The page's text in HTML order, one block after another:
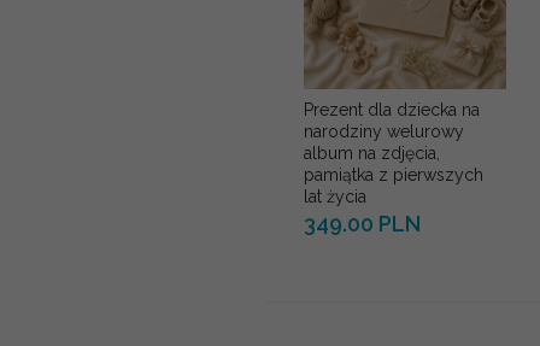
Prezent dla dziecka na
narodziny welurowy
album na zdjęcia,
pamiątka z pierwszych
lat życia
349.00 PLN